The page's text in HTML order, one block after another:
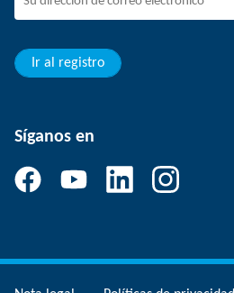
Aprendiz
Ir al registro
Síganos en